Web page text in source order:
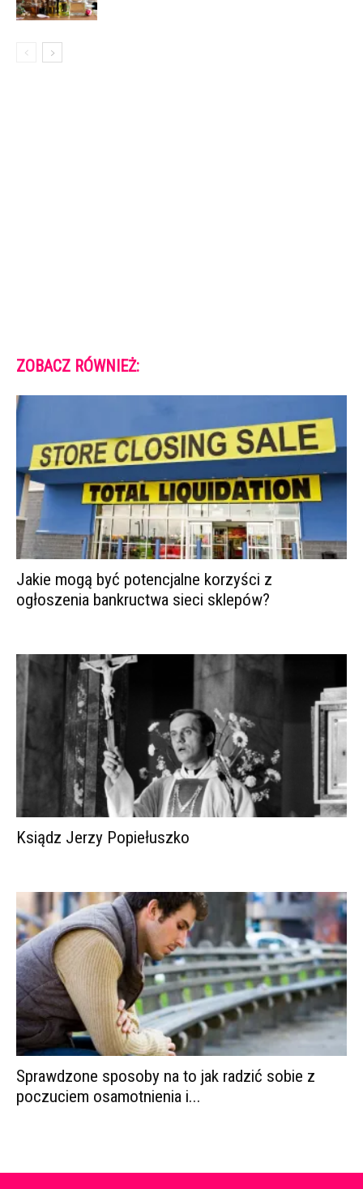
ZOBACZ RÓWNIEŻ:
Jakie mogą być potencjalne korzyści z
ogłoszenia bankructwa sieci sklepów?
Ksiądz Jerzy Popiełuszko
Sprawdzone sposoby na to jak radzić sobie z
poczuciem osamotnienia i...